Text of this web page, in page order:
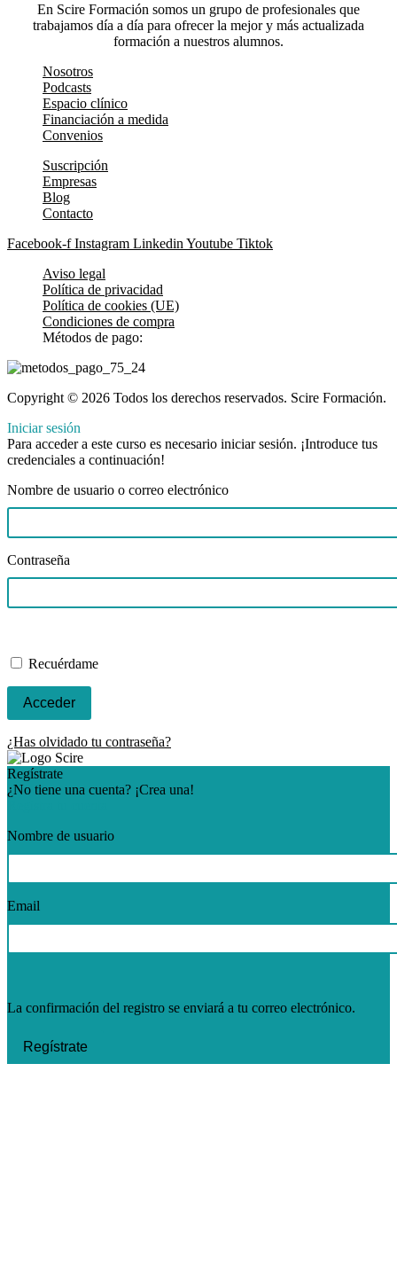
En Scire Formación somos un grupo de profesionales que
trabajamos día a día para ofrecer la mejor y más actualizada
formación a nuestros alumnos.
Nosotros
Podcasts
Espacio clínico
Financiación a medida
Convenios
Suscripción
Empresas
Blog
Contacto
Facebook-f Instagram Linkedin Youtube Tiktok
Aviso legal
Política de privacidad
Política de cookies (UE)
Condiciones de compra
Métodos de pago:
Copyright © 2026 Todos los derechos reservados. Scire Formación.
Iniciar sesión
Para acceder a este curso es necesario iniciar sesión. ¡Introduce tus
credenciales a continuación!
Nombre de usuario o correo electrónico
Contraseña
Recuérdame
¿Has olvidado tu contraseña?
Regístrate
¿No tiene una cuenta? ¡Crea una!
Nombre de usuario
Email
La confirmación del registro se enviará a tu correo electrónico.